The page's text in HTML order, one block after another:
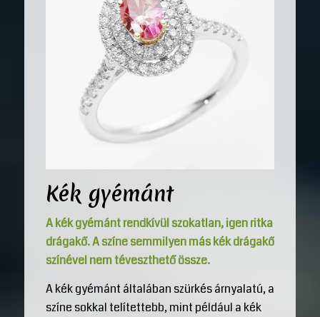
Kék gyémánt
A kék gyémánt rendkívül szokatlan, igen ritka
drágakő. A színe semmilyen más kék drágakő
színével nem téveszthető össze.
A kék gyémánt általában szürkés árnyalatú, a
színe sokkal telítettebb, mint például a kék